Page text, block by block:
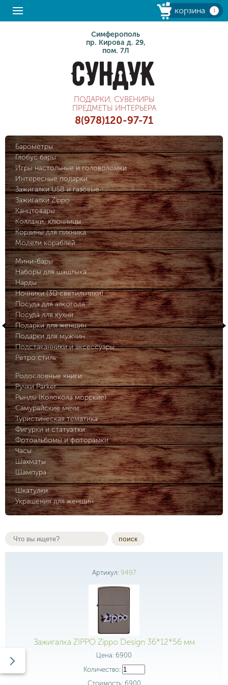
корзина 1
Симферополь
пр. Кирова д. 29,
пом. 7Л
ПОДАРКИ, СУВЕНИРЫ
ПРЕДМЕТЫ ИНТЕРЬЕРА
8(978)120-97-71
Барометры
Глобус бары
Игры настольные и головоломки
Интересные подарки
Зажигалки USB и газовые
Зажигалки Zippo
Канцтовары
Коллажи, ключницы
Корзины для пикника
Модели кораблей
Мини-бары
Наборы для шашлыка
Нарды
Ночники (3D светильники)
Посуда для алкоголя
Посуда для кухни
Подарки для женщин
Подарки для мужчин
Подстаканники и аксессуары
Ретро стиль
Родословные книги
Ручки Parker
Рынды (Колокола морские)
Самурайские мечи
Туристическая тематика
Фигурки и статуэтки
Фотоальбомы и фоторамки
Часы
Шахматы
Шампура
Шкатулки
Украшения для женщин
поиск
Артикул: 9497
Зажигалка ZIPPO Zippo Design 36*12*56 мм
Цена: 6900
Количество:
Стоимость: 6900